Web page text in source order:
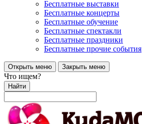
Бесплатные выставки
Бесплатные концерты
Бесплатные обучение
Бесплатные спектакли
Бесплатные праздники
Бесплатные прочие события
Открыть меню Закрыть меню
Что ищем?
Найти